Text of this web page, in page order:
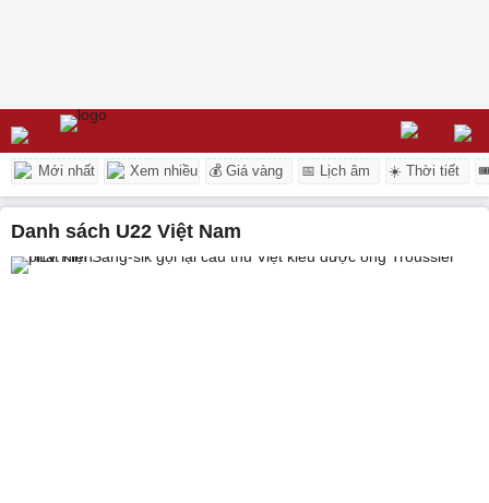
Mới nhất Xem nhiều 💰 Giá vàng 📅 Lịch âm ☀️ Thời tiết
danh sách U22 Việt Nam